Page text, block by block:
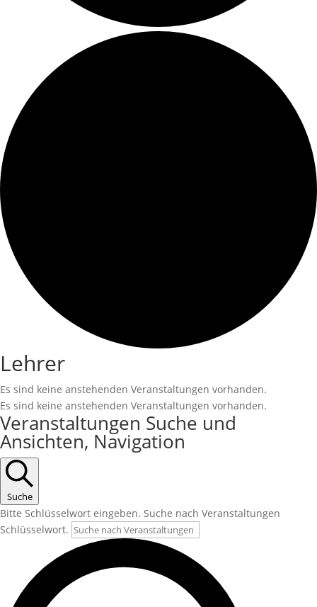
Lehrer
Es sind keine anstehenden Veranstaltungen vorhanden.
Es sind keine anstehenden Veranstaltungen vorhanden.
Veranstaltungen Suche und
Ansichten, Navigation
Suche
Bitte Schlüsselwort eingeben. Suche nach Veranstaltungen
Schlüsselwort.